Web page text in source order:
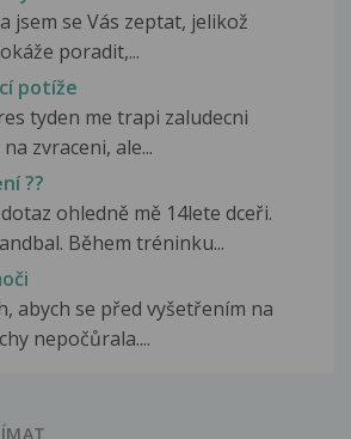
jsem se Vás zeptat, jelikož
poradit,...
potíže
tyden me trapi zaludecni
zvraceni, ale...
??
ohledně mě 14lete dceři.
Během tréninku...
abych se před vyšetřením na
nepočůrala....